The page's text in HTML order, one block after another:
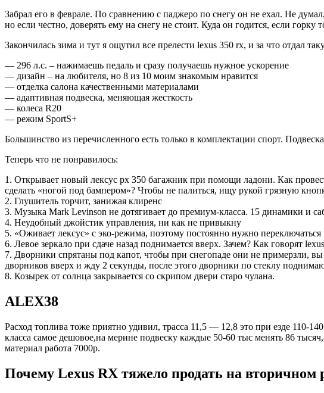
Забрал его в феврале. По сравнению с паджеро по снегу он не ехал. Не
но если честно, доверять ему на снегу не стоит. Куда он годится, если горку
Закончилась зима и тут я ощутил все прелести lexus 350 rx, и за что отдал
— 296 л.с. – нажимаешь педаль и сразу получаешь нужное ускорение
— дизайн – на любителя, но 8 из 10 моим знакомым нравится
— отделка салона качественными материалами
— адаптивная подвеска, меняющая жесткость
— колеса R20
— режим SportS+
Большинство из перечисленного есть только в комплектации спорт.
Теперь что не понравилось:
1. Открывает новый лексус рх 350 багажник при помощи ладони. Как
сделать «ногой под бампером»? Чтобы не палиться, ищу рукой грязную
2. Глушитель торчит, занижая клиренс
3. Музыка Mark Levinson не дотягивает до премиум-класса. 15 динамики и
4. Неудобный джойстик управления, ни как не привыкну
5. «Оживает лексус» с эко-режима, поэтому постоянно нужно переключаться
6. Левое зеркало при сдаче назад поднимается вверх. Зачем? Как говорят
7. Дворники спрятаны под капот, чтобы при снегопаде они не примерзли,
дворников вверх и жду 2 секунды, после этого дворники по стеклу
8. Козырек от солнца закрывается со скрипом двери старо чулана.
ALEX38
Расход топлива тоже приятно удивил, трасса 11,5 — 12,8 это при езде
класса самое дешовое,на мерине подвеску каждые 50-60 тыс менять 86
материал работа 7000р.
Почему Lexus RX тяжело продать на вторичном